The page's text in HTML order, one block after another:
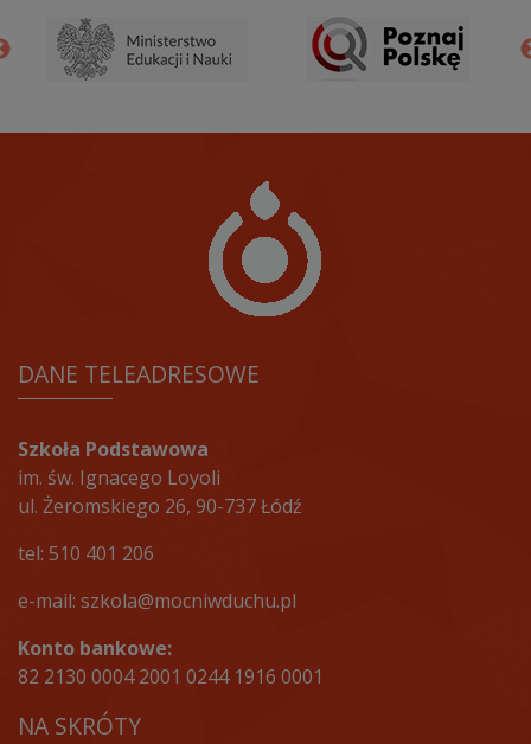
DANE TELEADRESOWE
Szkoła Podstawowa
im. św. Ignacego Loyoli
ul. Żeromskiego 26, 90-737 Łódź
tel: 510 401 206
e-mail: szkola@mocniwduchu.pl
Konto bankowe:
82 2130 0004 2001 0244 1916 0001
NA SKRÓTY